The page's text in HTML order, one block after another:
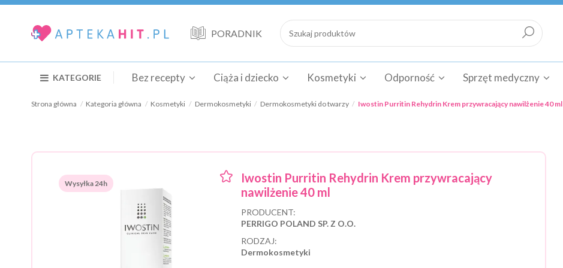
PORADNIK
KATEGORIE Bez recepty Ciąża i dziecko Kosmetyki Odporność Sprzęt medyczny
Strona główna Kategoria główna Kosmetyki Dermokosmetyki Dermokosmetyki do twarzy Iwostin Purritin Rehydrin Krem przywracający nawilżenie 40 ml
Wysyłka 24h
Iwostin Purritin Rehydrin Krem przywracający
nawilżenie 40 ml
PRODUCENT:
PERRIGO POLAND SP. Z O.O.
RODZAJ:
Dermokosmetyki